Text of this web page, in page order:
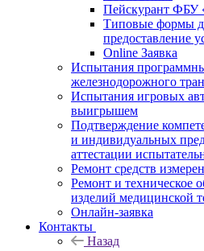
Пейскурант
Типовые формы
предоставление
Online Заявка
Испытания
железнодорожного
Испытания игровых
выигрышем
Подтверждение
и индивидуальных
аттестации
Ремонт средств
Ремонт и техническое
изделий медицинской
Онлайн-заявка
Контакты
Назад